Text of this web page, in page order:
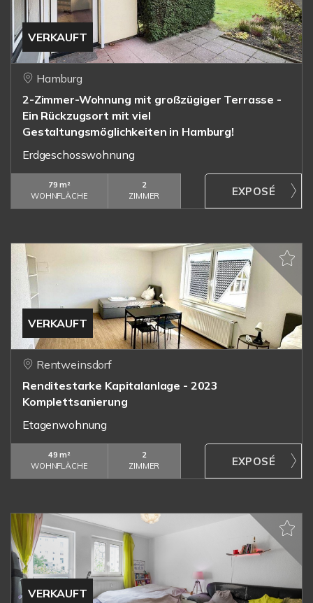
VERKAUFT
Hamburg
2-Zimmer-Wohnung mit großzügiger Terrasse -
Ein Rückzugsort mit viel
Gestaltungsmöglichkeiten in Hamburg!
Erdgeschosswohnung
79 m²
WOHNFLÄCHE
2
ZIMMER
VERKAUFT
Rentweinsdorf
Renditestarke Kapitalanlage - 2023
Komplettsanierung
Etagenwohnung
49 m²
WOHNFLÄCHE
2
ZIMMER
VERKAUFT